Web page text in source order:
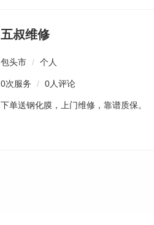
五叔维修
包头市 / 个人
0次服务 / 0人评论
下单送钢化膜，上门维修，靠谱质保。